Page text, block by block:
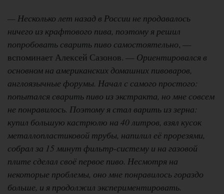
— Несколько лет назад в России не продавалось
ничего из крафтового пива, поэтому я решил
попробовать сварить пиво самостоятельно, —
вспоминает Алексей Сазонов. — Ориентировался в
основном на американских домашних пивоваров,
англоязычные форумы. Начал с самого простого:
попытался сварить пиво из экстракта, но мне совсем
не понравилось. Поэтому я стал варить из зерна:
купил большую кастрюлю на 40 литров, взял кусок
металлопластиковой трубы, напилил её прорезями,
собрал за 15 минут фильтр-систему и на газовой
плите сделал своё первое пиво. Несмотря на
некоторые проблемы, оно мне понравилось гораздо
больше, и я продолжил экспериментировать.